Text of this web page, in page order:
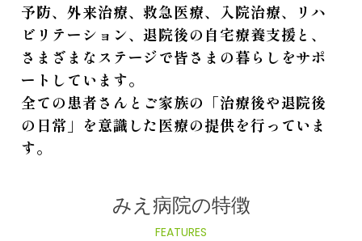
予防、外来治療、救急医療、入院治療、リハ
ビリテーション、退院後の自宅療養支援と、
さまざまなステージで皆さまの暮らしをサポ
ートしています。
全ての患者さんとご家族の「治療後や退院後
の日常」を意識した医療の提供を行っていま
す。
みえ病院の特徴
FEATURES